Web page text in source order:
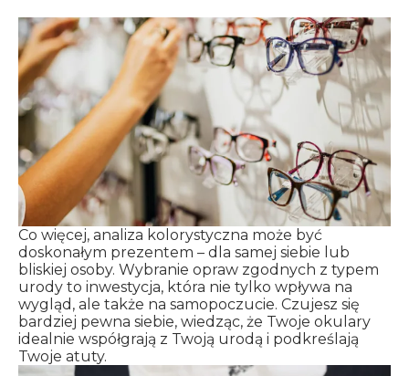
Co więcej, analiza kolorystyczna może być
doskonałym prezentem – dla samej siebie lub
bliskiej osoby. Wybranie opraw zgodnych z typem
urody to inwestycja, która nie tylko wpływa na
wygląd, ale także na samopoczucie. Czujesz się
bardziej pewna siebie, wiedząc, że Twoje okulary
idealnie współgrają z Twoją urodą i podkreślają
Twoje atuty.